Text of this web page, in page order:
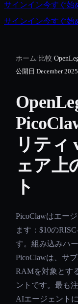
サインイン今すぐ始
サインイン今すぐ始
ホーム/ 比較/
公開日 December 2025
リティ
ェア上
ト
PicoClawはエー
ます：$10の
す。組み込みハ
PicoClawは、サ
RAMを対象とす
ントです。最も
AIエージェント